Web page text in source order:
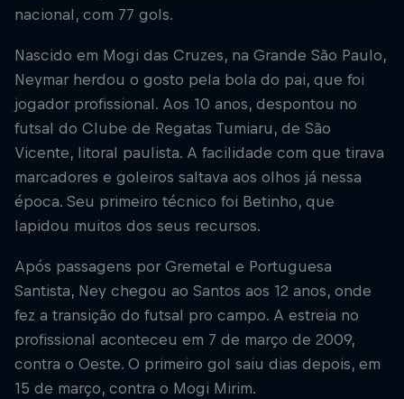
nacional, com 77 gols.
Nascido em Mogi das Cruzes, na Grande São Paulo,
Neymar herdou o gosto pela bola do pai, que foi
jogador profissional. Aos 10 anos, despontou no
futsal do Clube de Regatas Tumiaru, de São
Vicente, litoral paulista. A facilidade com que tirava
marcadores e goleiros saltava aos olhos já nessa
época. Seu primeiro técnico foi Betinho, que
lapidou muitos dos seus recursos.
Após passagens por Gremetal e Portuguesa
Santista, Ney chegou ao Santos aos 12 anos, onde
fez a transição do futsal pro campo. A estreia no
profissional aconteceu em 7 de março de 2009,
contra o Oeste. O primeiro gol saiu dias depois, em
15 de março, contra o Mogi Mirim.